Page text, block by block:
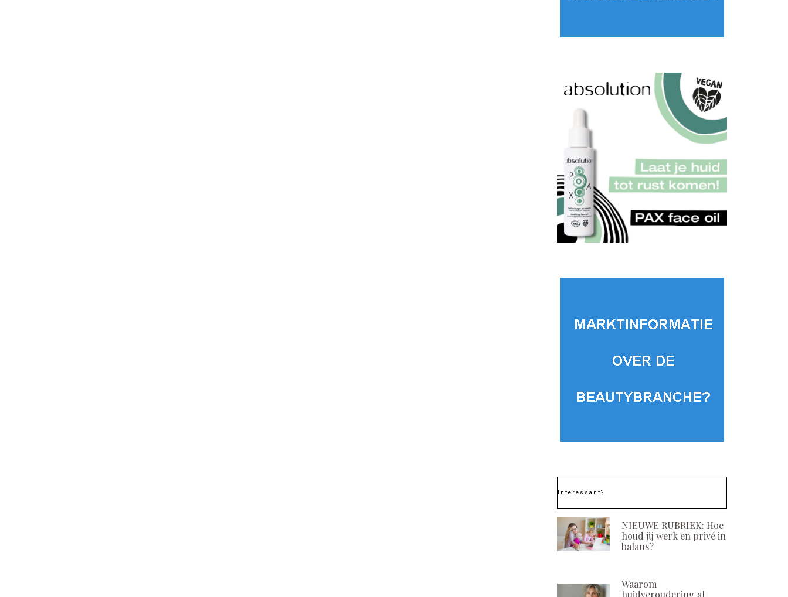
Interessant?
NIEUWE RUBRIEK: Hoe
houd jij werk en privé in
balans?
Waarom
huidveroudering al